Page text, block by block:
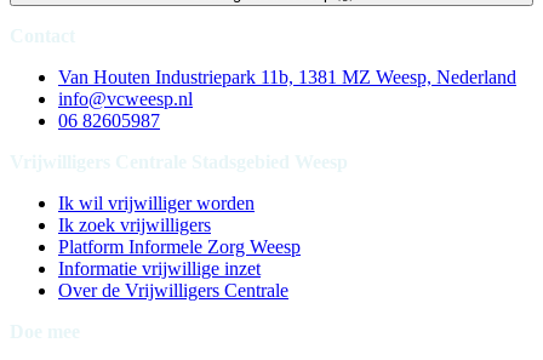
Van Houten Industriepark 11b, 1381 MZ Weesp, Nederland
info@vcweesp.nl
06 82605987
Ik wil vrijwilliger worden
Ik zoek vrijwilligers
Platform Informele Zorg Weesp
Informatie vrijwillige inzet
Over de Vrijwilligers Centrale